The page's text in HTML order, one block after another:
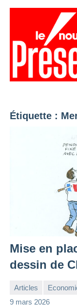
Aller
Étiquette :
Mise en
dessin de
Articles
9 mars 2026
la
Aucun